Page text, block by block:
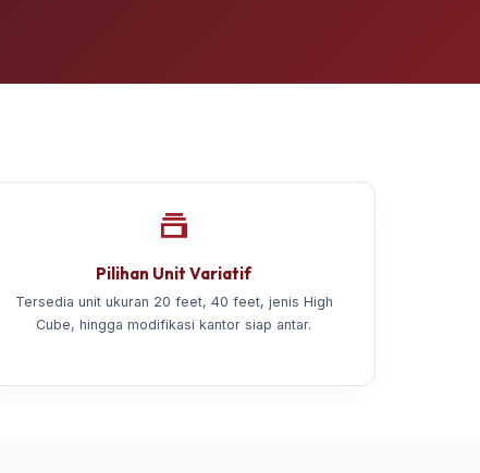
Pilihan Unit Variatif
Tersedia unit ukuran 20 feet, 40 feet, jenis High
Cube, hingga modifikasi kantor siap antar.